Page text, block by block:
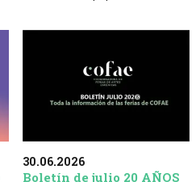
30.06.2026
Boletín de julio 20 AÑOS